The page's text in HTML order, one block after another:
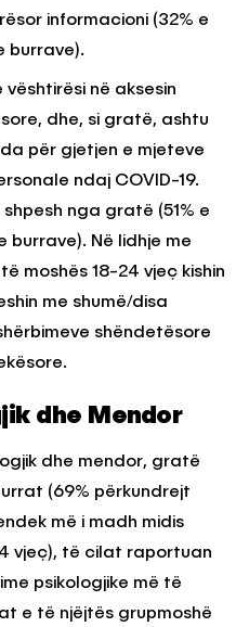
informacioni (32% e
burrave).
vështirësi në aksesin
dhe, si gratë, ashtu
për gjetjen e mjeteve
ndaj COVID-19.
nga gratë (51% e
burrave). Në lidhje me
moshës 18-24 vjeç kishin
me shumë/disa
shëndetësore
dhe Mendor
dhe mendor, gratë
(69% përkundrejt
më i madh midis
vjeç), të cilat raportuan
psikologjike më të
e të njëjtës grupmoshë